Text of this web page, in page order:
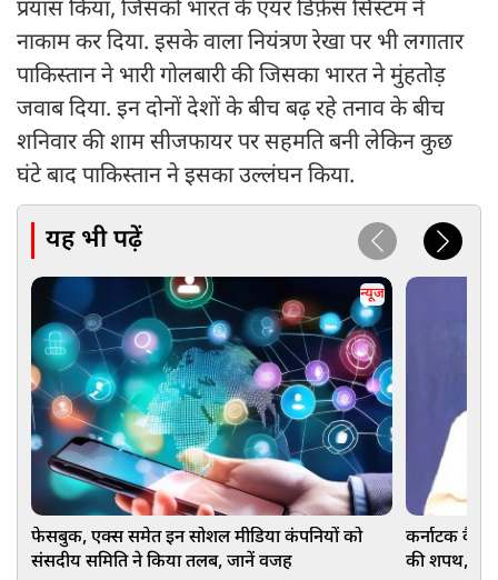
प्रयास किया, जिसको भारत के एयर डिफ़ेंस सिस्टम ने
नाकाम कर दिया. इसके वाला नियंत्रण रेखा पर भी लगातार
पाकिस्तान ने भारी गोलबारी की जिसका भारत ने मुंहतोड़
जवाब दिया. इन दोनों देशों के बीच बढ़ रहे तनाव के बीच
शनिवार की शाम सीजफायर पर सहमति बनी लेकिन कुछ
घंटे बाद पाकिस्तान ने इसका उल्लंघन किया.
यह भी पढ़ें
न्यूज
फेसबुक, एक्स समेत इन सोशल मीडिया कंपनियों को
संसदीय समिति ने किया तलब, जानें वजह
कर्नाटक
की शपथ,